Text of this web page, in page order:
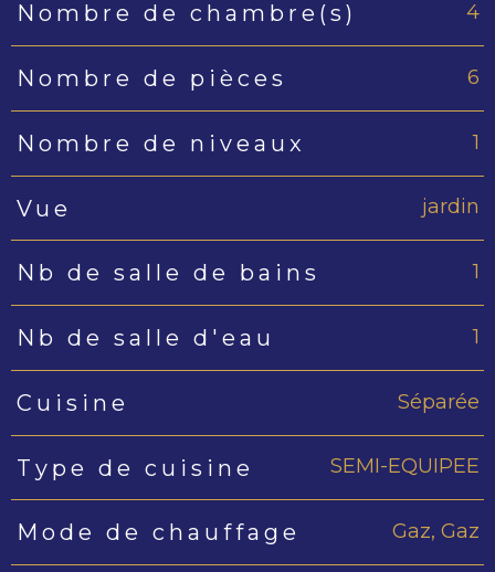
Nombre de chambre(s) 4
Nombre de pièces 6
Nombre de niveaux 1
Vue jardin
Nb de salle de bains 1
Nb de salle d'eau 1
Cuisine Séparée
Type de cuisine SEMI-EQUIPEE
Mode de chauffage Gaz, Gaz